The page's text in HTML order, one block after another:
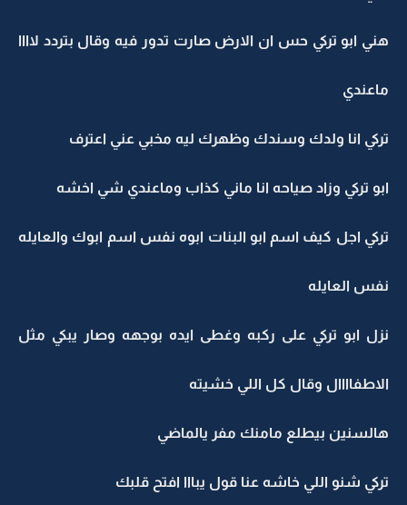
هني ابو تركي حس ان الارض صارت تدور فيه وقال بتردد لاااا
ماعندي
تركي انا ولدك وسندك وظهرك ليه مخبي عني اعترف
ابو تركي وزاد صياحه انا ماني كذاب وماعندي شي اخشه
تركي اجل كيف اسم ابو البنات ابوه نفس اسم ابوك والعايله
نفس العايله
نزل ابو تركي على ركبه وغطى ايده بوجهه وصار يبكي مثل
الاطفاااال وقال كل اللي خشيته
هالسنين بيطلع مامنك مفر يالماضي
تركي شنو اللي خاشه عنا قول يبااا افتح قلبك